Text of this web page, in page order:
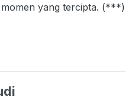
yang tercipta. (***)